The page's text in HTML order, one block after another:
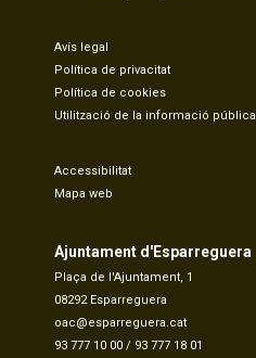
Avís legal
Política de privacitat
Política de cookies
Utilització de la informació pública
Accessibilitat
Mapa web
Ajuntament d'Esparreguera
Plaça de l'Ajuntament, 1
08292 Esparreguera
oac@esparreguera.cat
93 777 10 00 / 93 777 18 01